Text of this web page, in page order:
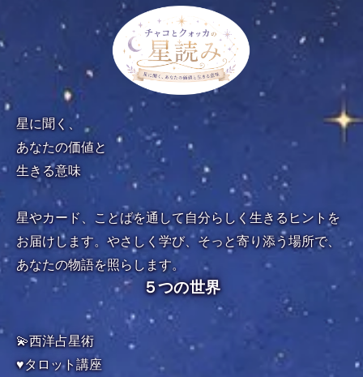
星に聞く、
あなたの価値と
生きる意味
星やカード、ことばを通して自分らしく生きるヒントを
お届けします。やさしく学び、そっと寄り添う場所で、
あなたの物語を照らします。
５つの世界
💫西洋占星術
♥️タロット講座